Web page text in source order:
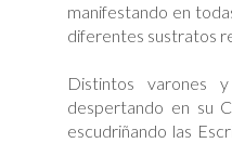
manifestando en
diferentes sustratos
Distintos varones
despertando en su
escudriñando las